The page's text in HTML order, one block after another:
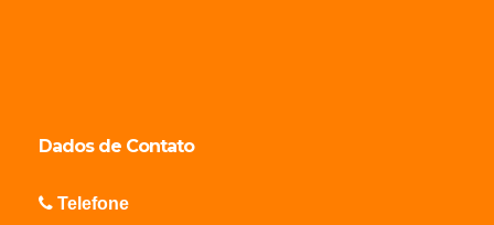
Dados de Contato
Telefone